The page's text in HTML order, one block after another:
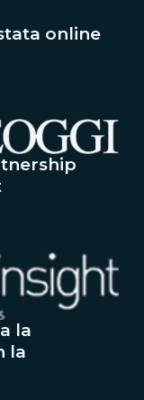
online
la
la